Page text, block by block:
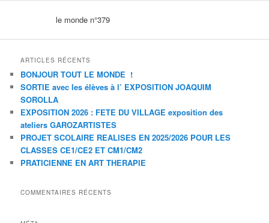
le monde n°379
ARTICLES RÉCENTS
BONJOUR TOUT LE MONDE !
SORTIE avec les élèves à l’ EXPOSITION JOAQUIM
SOROLLA
EXPOSITION 2026 : FETE DU VILLAGE exposition des
ateliers GAROZARTISTES
PROJET SCOLAIRE REALISES EN 2025/2026 POUR LES
CLASSES CE1/CE2 ET CM1/CM2
PRATICIENNE EN ART THERAPIE
COMMENTAIRES RÉCENTS